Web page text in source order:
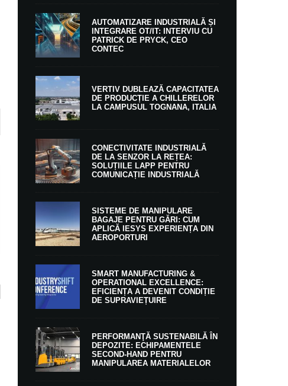
AUTOMATIZARE INDUSTRIALĂ ȘI
INTEGRARE OT/IT: INTERVIU CU
PATRICK DE PRYCK, CEO
CONTEC
VERTIV DUBLEAZĂ CAPACITATEA
DE PRODUCȚIE A CHILLERELOR
LA CAMPUSUL TOGNANA, ITALIA
CONECTIVITATE INDUSTRIALĂ
DE LA SENZOR LA REȚEA:
SOLUȚIILE LAPP PENTRU
COMUNICAȚIE INDUSTRIALĂ
SISTEME DE MANIPULARE
BAGAJE PENTRU GĂRI: CUM
APLICĂ IESYS EXPERIENȚA DIN
AEROPORTURI
SMART MANUFACTURING &
OPERATIONAL EXCELLENCE:
EFICIENȚA A DEVENIT CONDIȚIE
DE SUPRAVIEȚUIRE
PERFORMANŢĂ SUSTENABILĂ ÎN
DEPOZITE: ECHIPAMENTELE
SECOND-HAND PENTRU
MANIPULAREA MATERIALELOR